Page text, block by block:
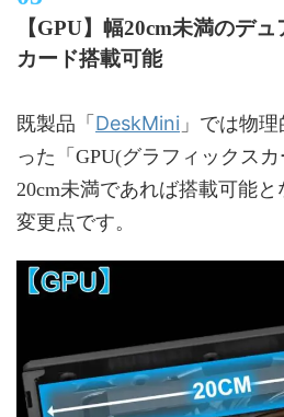
【GPU】幅20cm未満のデ
カード搭載可能
既製品「 DeskMini 」では物
った「GPU(グラフィックス
20cm未満であれば搭載可能
変更点です。